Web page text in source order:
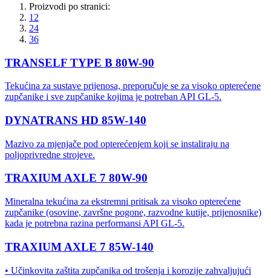
Proizvodi po stranici:
12
24
36
TRANSELF TYPE B 80W-90
Tekućina za sustave prijenosa, preporučuje se za visoko opterećene
zupčanike i sve zupčanike kojima je potreban API GL-5.
DYNATRANS HD 85W-140
Mazivo za mjenjače pod opterećenjem koji se instaliraju na
poljoprivredne strojeve.
TRAXIUM AXLE 7 80W-90
Mineralna tekućina za ekstremni pritisak za visoko opterećene
zupčanike (osovine, završne pogone, razvodne kutije, prijenosnike)
kada je potrebna razina performansi API GL-5.
TRAXIUM AXLE 7 85W-140
• Učinkovita zaštita zupčanika od trošenja i korozije zahvaljujući